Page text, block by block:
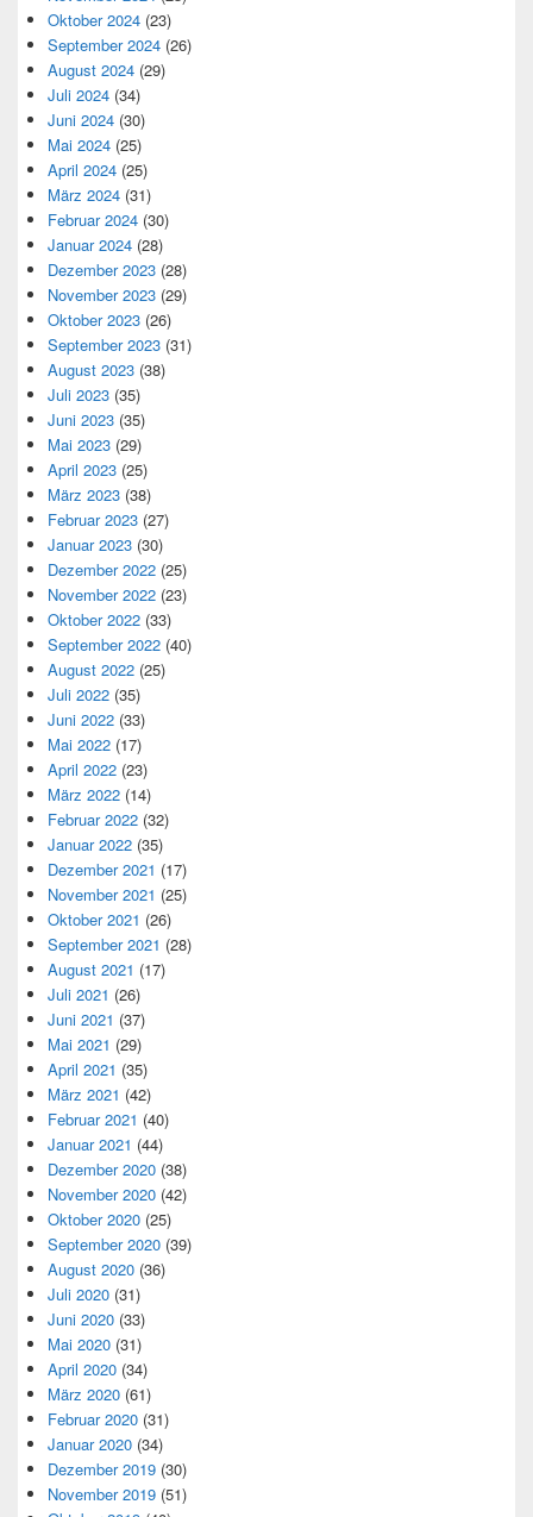
Oktober 2024 (23)
September 2024 (26)
August 2024 (29)
Juli 2024 (34)
Juni 2024 (30)
Mai 2024 (25)
April 2024 (25)
März 2024 (31)
Februar 2024 (30)
Januar 2024 (28)
Dezember 2023 (28)
November 2023 (29)
Oktober 2023 (26)
September 2023 (31)
August 2023 (38)
Juli 2023 (35)
Juni 2023 (35)
Mai 2023 (29)
April 2023 (25)
März 2023 (38)
Februar 2023 (27)
Januar 2023 (30)
Dezember 2022 (25)
November 2022 (23)
Oktober 2022 (33)
September 2022 (40)
August 2022 (25)
Juli 2022 (35)
Juni 2022 (33)
Mai 2022 (17)
April 2022 (23)
März 2022 (14)
Februar 2022 (32)
Januar 2022 (35)
Dezember 2021 (17)
November 2021 (25)
Oktober 2021 (26)
September 2021 (28)
August 2021 (17)
Juli 2021 (26)
Juni 2021 (37)
Mai 2021 (29)
April 2021 (35)
März 2021 (42)
Februar 2021 (40)
Januar 2021 (44)
Dezember 2020 (38)
November 2020 (42)
Oktober 2020 (25)
September 2020 (39)
August 2020 (36)
Juli 2020 (31)
Juni 2020 (33)
Mai 2020 (31)
April 2020 (34)
März 2020 (61)
Februar 2020 (31)
Januar 2020 (34)
Dezember 2019 (30)
November 2019 (51)